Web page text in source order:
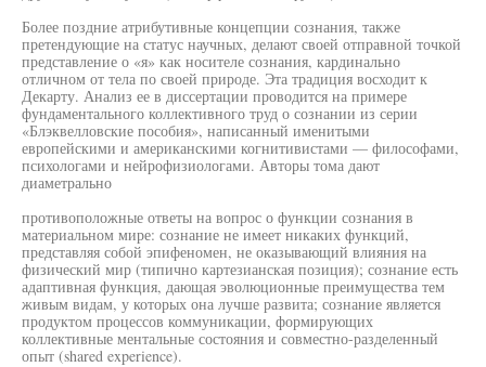
Более поздние атрибутивные концепции сознания, также
претендующие на статус научных, делают своей отправной точкой
представление о «я» как носителе сознания, кардинально
отличном от тела по своей природе. Эта традиция восходит к
Декарту. Анализ ее в диссертации проводится на примере
фундаментального коллективного труд о сознании из серии
«Блэквелловские пособия», написанный именитыми
европейскими и американскими когнитивистами — философами,
психологами и нейрофизиологами. Авторы тома дают
диаметрально
противоположные ответы на вопрос о функции сознания в
материальном мире: сознание не имеет никаких функций,
представляя собой эпифеномен, не оказывающий влияния на
физический мир (типично картезианская позиция); сознание есть
адаптивная функция, дающая эволюционные преимущества тем
живым видам, у которых она лучше развита; сознание является
продуктом процессов коммуникации, формирующих
коллективные ментальные состояния и совместно-разделенный
опыт (shared experience).